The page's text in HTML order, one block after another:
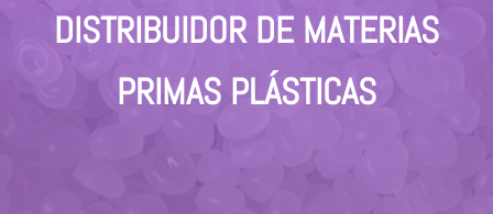
DISTRIBUIDOR DE MATERIAS
PRIMAS PLÁSTICAS